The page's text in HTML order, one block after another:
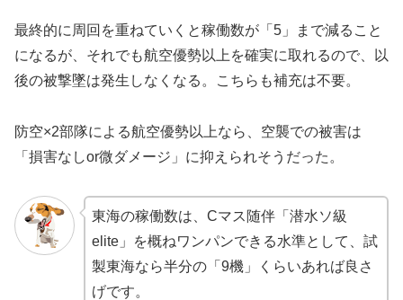
最終的に周回を重ねていくと稼働数が「5」まで減ること
になるが、それでも航空優勢以上を確実に取れるので、以
後の被撃墜は発生しなくなる。こちらも補充は不要。
防空×2部隊による航空優勢以上なら、空襲での被害は
「損害なしor微ダメージ」に抑えられそうだった。
東海の稼働数は、Cマス随伴「潜水ソ級
elite」を概ねワンパンできる水準として、試
製東海なら半分の「9機」くらいあれば良さ
げです。